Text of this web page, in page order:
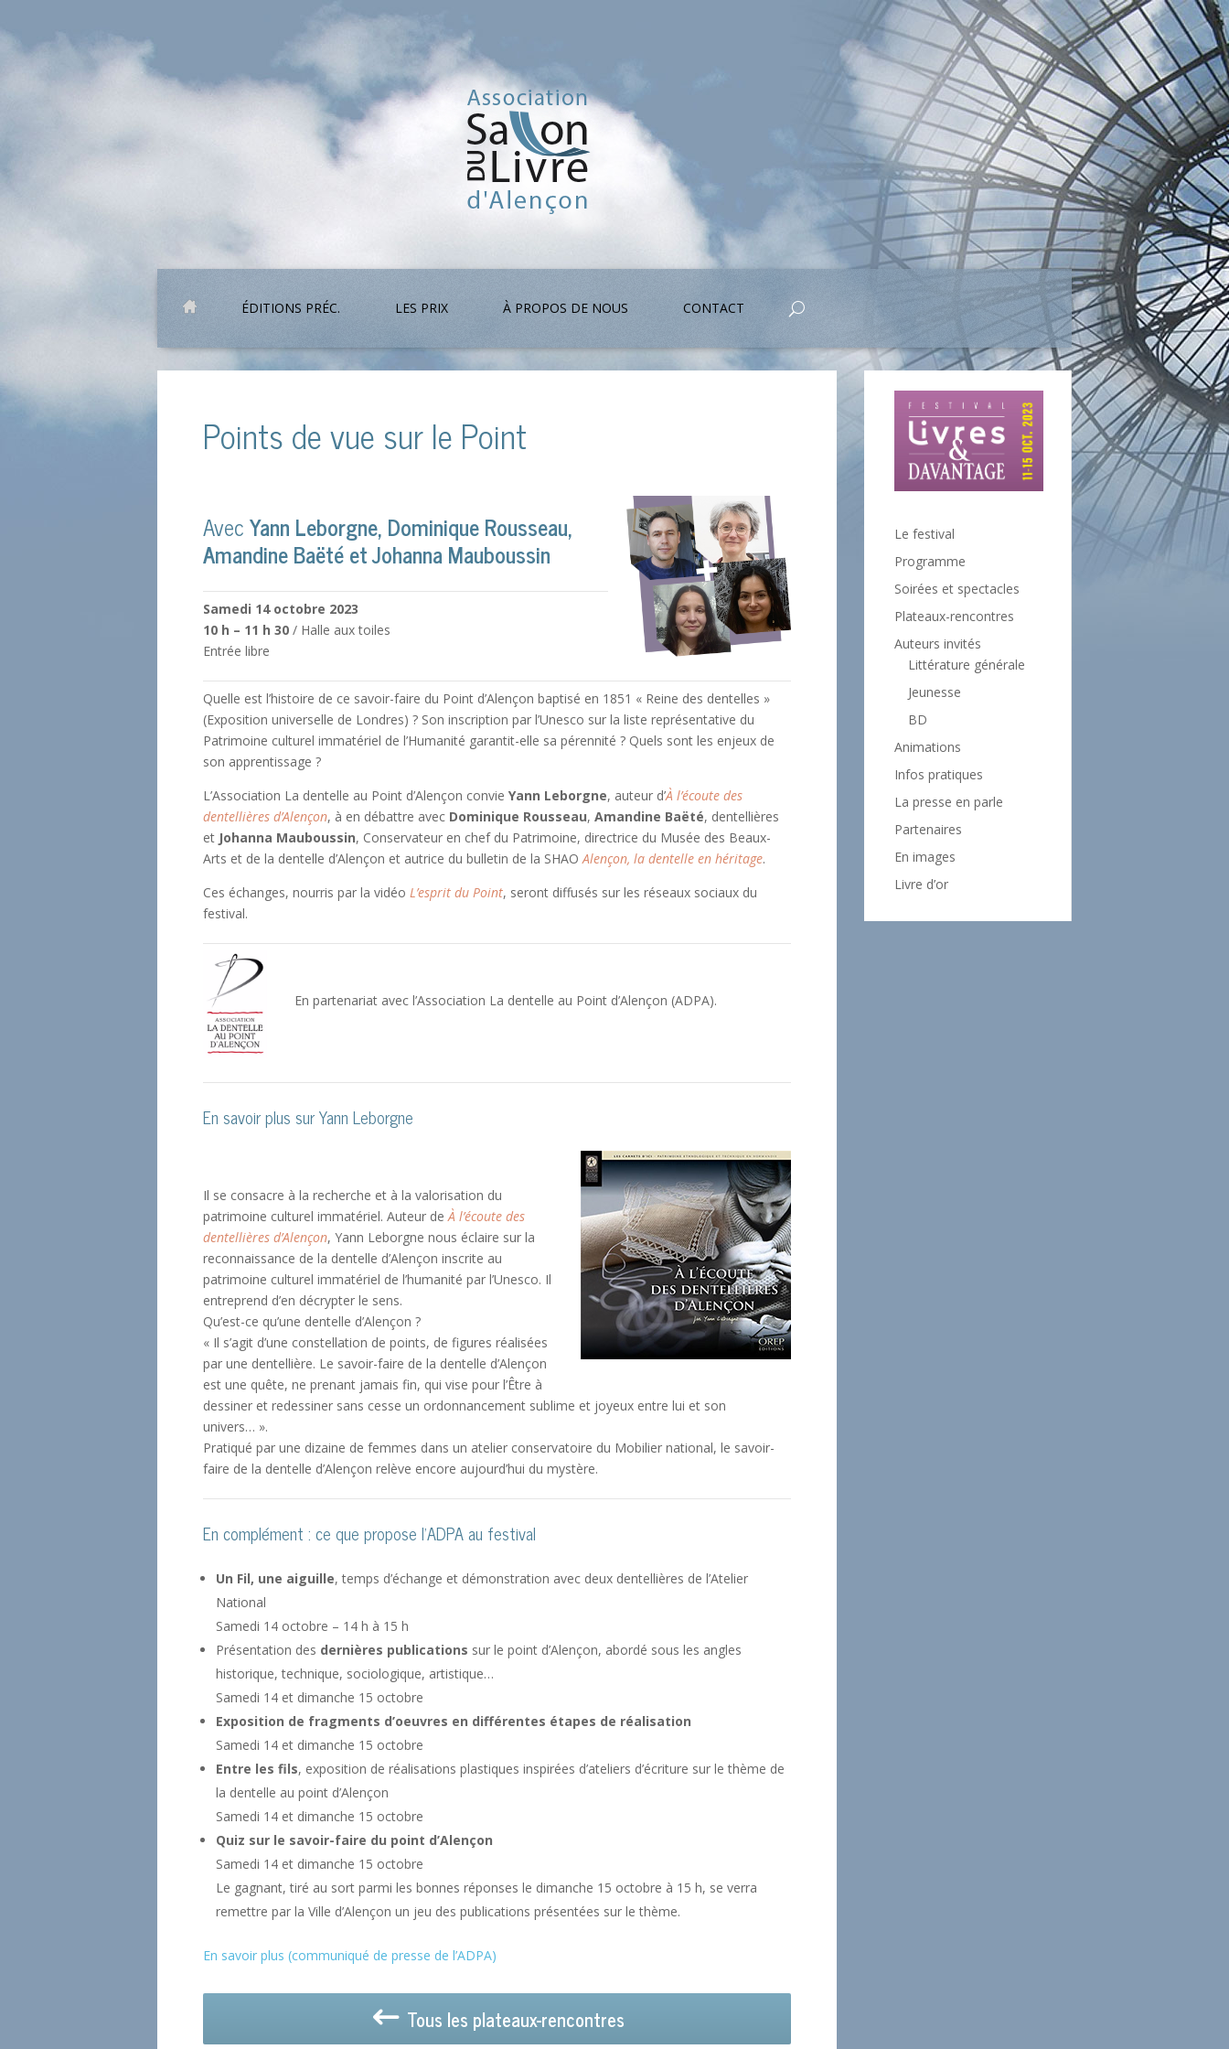
ÉDITIONS PRÉC. LES PRIX À PROPOS DE NOUS CONTACT
Points de vue sur le Point
AvecYann Leborgne, Dominique Rousseau,
Amandine Baëté et Johanna Mauboussin
Samedi 14 octobre 2023
10 h – 11 h 30 / Halle aux toiles
Entrée libre
Quelle est l’histoire de ce savoir-faire du Point d’Alençon baptisé en 1851 « Reine des dentelles »
(Exposition universelle de Londres) ? Son inscription par l’Unesco sur la liste représentative du
Patrimoine culturel immatériel de l’Humanité garantit-elle sa pérennité ? Quels sont les enjeux de
son apprentissage ?
L’Association La dentelle au Point d’Alençon convie Yann Leborgne, auteur d’À l’écoute des
dentellières d’Alençon, à en débattre avec Dominique Rousseau, Amandine Baëté, dentellières
et Johanna Mauboussin, Conservateur en chef du Patrimoine, directrice du Musée des Beaux-
Arts et de la dentelle d’Alençon et autrice du bulletin de la SHAOAlençon, la dentelle en héritage.
Ces échanges, nourris par la vidéo L’esprit du Point, seront diffusés sur les réseaux sociaux du
festival.
En partenariat avec l’Association La dentelle au Point d’Alençon (ADPA).
En savoir plus sur Yann Leborgne
Il se consacre à la recherche et à la valorisation du
patrimoine culturel immatériel. Auteur deÀ l’écoute des
dentellières d’Alençon, Yann Leborgne nous éclaire sur la
reconnaissance de la dentelle d’Alençon inscrite au
patrimoine culturel immatériel de l’humanité par l’Unesco. Il
entreprend d’en décrypter le sens.
Qu’est-ce qu’une dentelle d’Alençon ?
« Il s’agit d’une constellation de points, de figures réalisées
par une dentellière. Le savoir-faire de la dentelle d’Alençon
est une quête, ne prenant jamais fin, qui vise pour l’Être à
dessiner et redessiner sans cesse un ordonnancement sublime et joyeux entre lui et son
univers… ».
Pratiqué par une dizaine de femmes dans un atelier conservatoire du Mobilier national, le savoir-
faire de la dentelle d’Alençon relève encore aujourd’hui du mystère.
En complément : ce que propose l’ADPA au festival
Un Fil, une aiguille, temps d’échange et démonstration avec deux dentellières de l’Atelier
National
Samedi 14 octobre – 14 h à 15 h
Présentation des dernières publications sur le point d’Alençon, abordé sous les angles
historique, technique, sociologique, artistique…
Samedi 14 et dimanche 15 octobre
Exposition de fragments d’oeuvres en différentes étapes de réalisation
Samedi 14 et dimanche 15 octobre
Entre les fils, exposition de réalisations plastiques inspirées d’ateliers d’écriture sur le thème de
la dentelle au point d’Alençon
Samedi 14 et dimanche 15 octobre
Quiz sur le savoir-faire du point d’Alençon
Samedi 14 et dimanche 15 octobre
Le gagnant, tiré au sort parmi les bonnes réponses le dimanche 15 octobre à 15 h, se verra
remettre par la Ville d’Alençon un jeu des publications présentées sur le thème.
En savoir plus (communiqué de presse de l’ADPA)
Tous les plateaux-rencontres
Le festival
Programme
Soirées et spectacles
Plateaux-rencontres
Auteurs invités
Littérature générale
Jeunesse
BD
Animations
Infos pratiques
La presse en parle
Partenaires
En images
Livre d’or